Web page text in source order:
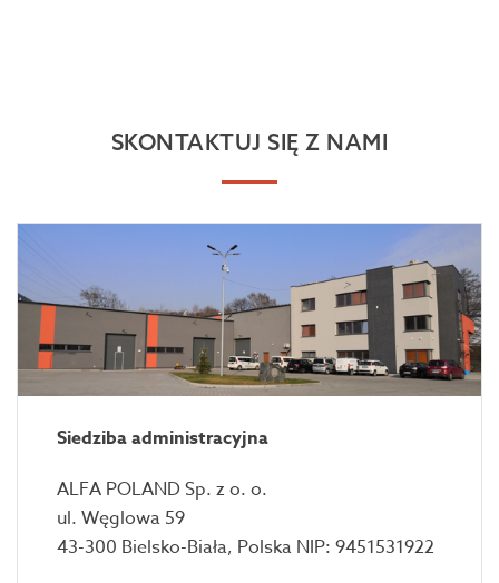
SKONTAKTUJ SIĘ Z NAMI
Siedziba administracyjna
ALFA POLAND Sp. z o. o.
ul. Węglowa 59
43-300 Bielsko-Biała, Polska NIP: 9451531922